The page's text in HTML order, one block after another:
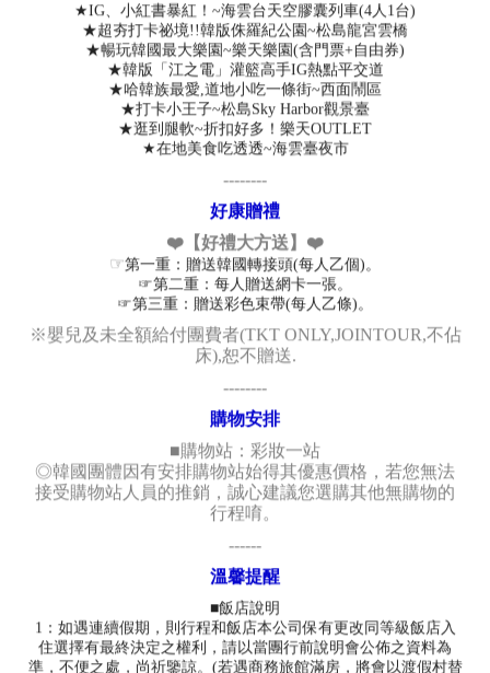
★IG、小紅書暴紅！~海雲台天空膠囊列車(4人1台)
★超夯打卡祕境!!韓版侏羅紀公園~松島龍宮雲橋
★暢玩韓國最大樂園~樂天樂園(含門票+自由券)
★韓版「江之電」灌籃高手IG熱點平交道
★哈韓族最愛,道地小吃一條街~西面鬧區
★打卡小王子~松島Sky Harbor觀景臺
★逛到腿軟~折扣好多！樂天OUTLET
★在地美食吃透透~海雲臺夜市
--------
好康贈禮
❤️【好禮大方送】❤️
☞第一重：贈送韓國轉接頭(每人乙個)。
☞第二重：每人贈送網卡一張。
☞第三重：贈送彩色束帶(每人乙條)。
※嬰兒及未全額給付團費者(TKT ONLY,JOINTOUR,不佔
床),恕不贈送.
--------
購物安排
■購物站：彩妝一站
◎韓國團體因有安排購物站始得其優惠價格，若您無法
接受購物站人員的推銷，誠心建議您選購其他無購物的
行程唷。
------
溫馨提醒
■飯店說明
1：如遇連續假期，則行程和飯店本公司保有更改同等級飯店入
住選擇有最終決定之權利，請以當團行前說明會公佈之資料為
準，不便之處，尚祈鑒諒。(若遇商務旅館滿房，將會以渡假村替